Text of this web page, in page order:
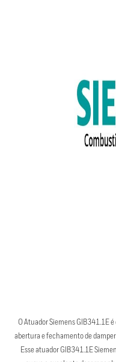
O Atuador Siemens GIB341.1E
abertura e fechamento de
Esse atuador GIB341.1E